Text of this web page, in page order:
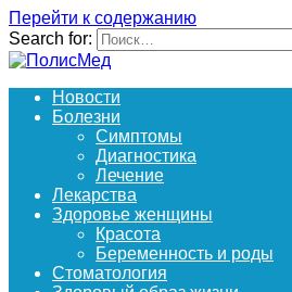
Перейти к содержанию
Search for:
Новости
Болезни
Симптомы
Диагностика
Лечение
Лекарства
Здоровье женщины
Красота
Беременность и роды
Стоматология